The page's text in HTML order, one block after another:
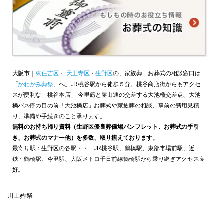
大阪市｜ 東住吉区 ・ 天王寺区 ・ 生野区の、家族葬・お葬式の相談窓口は
「かわかみ葬祭 」へ。JR桃谷駅から徒歩５分。桃谷商店街からもアクセ
スが便利な「桃谷本店」 今里筋と勝山通の交差する大池橋交差点、大池
橋バス停の目の前「大池橋店」お葬式や家族葬の相談、事前の費用見積
り、準備や手続きのこと承ります。
無料のお持ち帰り資料（生野区優良葬儀場パンフレット、お葬式の手引
き、お葬式のマナー他）を多数、取り揃えております。
最寄り駅：生野区の各駅・・・JR桃谷駅、鶴橋駅、東部市場前駅、近
鉄・鶴橋駅、今里駅、大阪メトロ千日前線鶴橋駅から乗り継ぎアクセス良
好。
川上葬祭